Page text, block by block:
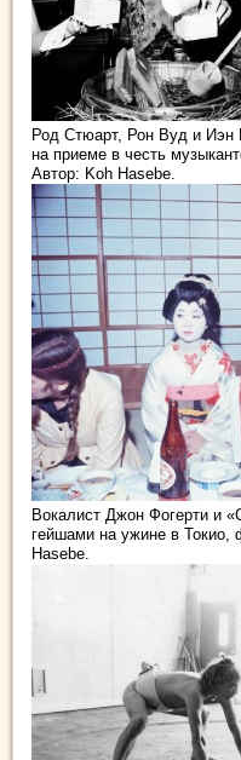
Род Стюарт, Рон Вуд и Иэн
на приеме в честь
Автор: Koh Hasebe.
Вокалист Джон Фогерти и
гейшами на ужине в Токио,
Hasebe.